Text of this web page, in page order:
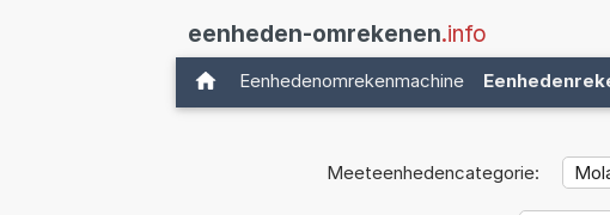
eenheden-omrekenen.info
Eenhedenomrekenmachine
Meeteenhedencategorie: